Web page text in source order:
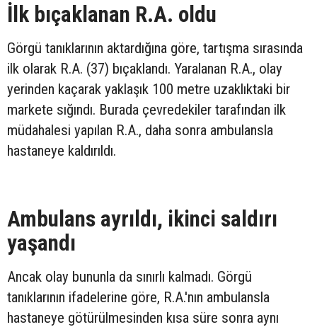
İlk bıçaklanan R.A. oldu
Görgü tanıklarının aktardığına göre, tartışma sırasında
ilk olarak R.A. (37) bıçaklandı. Yaralanan R.A., olay
yerinden kaçarak yaklaşık 100 metre uzaklıktaki bir
markete sığındı. Burada çevredekiler tarafından ilk
müdahalesi yapılan R.A., daha sonra ambulansla
hastaneye kaldırıldı.
Ambulans ayrıldı, ikinci saldırı
yaşandı
Ancak olay bununla da sınırlı kalmadı. Görgü
tanıklarının ifadelerine göre, R.A.'nın ambulansla
hastaneye götürülmesinden kısa süre sonra aynı